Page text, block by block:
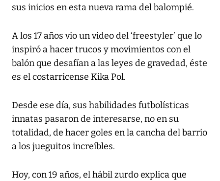
sus inicios en esta nueva rama del balompié.
A los 17 años vio un video del ‘freestyler’ que lo
inspiró a hacer trucos y movimientos con el
balón que desafían a las leyes de gravedad, éste
es el costarricense Kika Pol.
Desde ese día, sus habilidades futbolísticas
innatas pasaron de interesarse, no en su
totalidad, de hacer goles en la cancha del barrio
a los jueguitos increíbles.
Hoy, con 19 años, el hábil zurdo explica que